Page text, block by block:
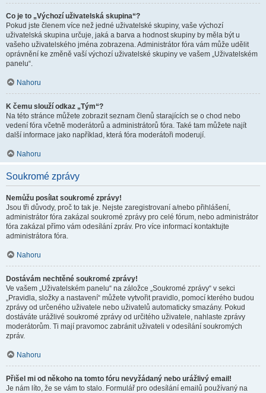
Co je to „Výchozí uživatelská skupina“?
Pokud jste členem více než jedné uživatelské skupiny, vaše výchozí
uživatelská skupina určuje, jaká a barva a hodnost skupiny by měla být u
vašeho uživatelského jména zobrazena. Administrátor fóra vám může udělit
oprávnění ke změně vaší výchozí uživatelské skupiny ve vašem „Uživatelském
panelu“.
Nahoru
K čemu slouží odkaz „Tým“?
Na této stránce můžete zobrazit seznam členů starajících se o chod nebo
vedení fóra včetně moderátorů a administrátorů fóra. Také tam můžete najít
další informace jako například, která fóra moderátoři moderují.
Nahoru
Soukromé zprávy
Nemůžu posílat soukromé zprávy!
Jsou tři důvody, proč to tak je. Nejste zaregistrovaní a/nebo přihlášení,
administrátor fóra zakázal soukromé zprávy pro celé fórum, nebo administrátor
fóra zakázal přímo vám odesílání zpráv. Pro více informací kontaktujte
administrátora fóra.
Nahoru
Dostávám nechtěné soukromé zprávy!
Ve vašem „Uživatelském panelu“ na záložce „Soukromé zprávy“ v sekci
„Pravidla, složky a nastavení“ můžete vytvořit pravidlo, pomocí kterého budou
zprávy od určeného uživatele nebo uživatelů automaticky smazány. Pokud
dostáváte urážlivé soukromé zprávy od určitého uživatele, nahlaste zprávy
moderátorům. Ti mají pravomoc zabránit uživateli v odesílání soukromých
zpráv.
Nahoru
Přišel mi od někoho na tomto fóru nevyžádaný nebo urážlivý email!
Je nám líto, že se vám to stalo. Formulář pro odesílání emailů používaný na